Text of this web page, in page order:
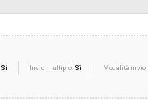
Sì Invio multiplo: Sì
Modalità invio